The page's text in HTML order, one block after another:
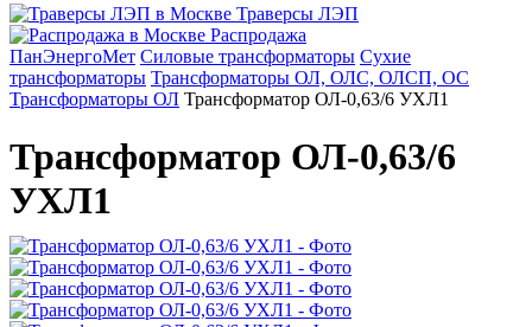
Траверсы ЛЭП
Распродажа
ПанЭнергоМет Силовые трансформаторы Сухие
трансформаторы Трансформаторы ОЛ, ОЛС, ОЛСП, ОС
Трансформаторы ОЛ Трансформатор ОЛ-0,63/6 УХЛ1
Трансформатор ОЛ-0,63/6
УХЛ1